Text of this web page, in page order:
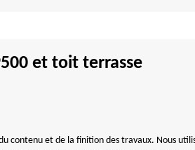
et toit terrasse
contenu et de la finition des travaux. Nous